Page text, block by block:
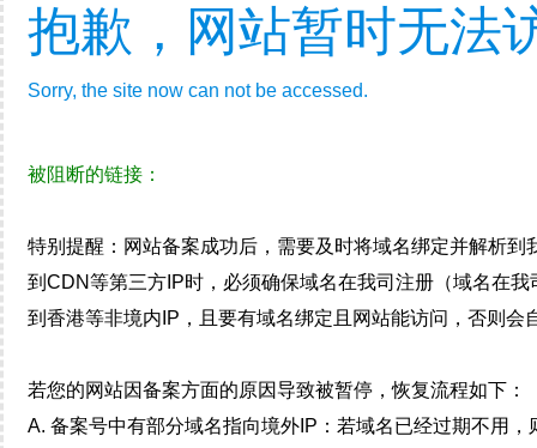
抱歉，网站暂时无法
Sorry, the site now can not be accessed.
被阻断的链接：
特别提醒：网站备案成功后，需要及时将域名绑定并解析
到CDN等第三方IP时，必须确保域名在我司注册（域名在
到香港等非境内IP，且要有域名绑定且网站能访问，否则
若您的网站因备案方面的原因导致被暂停，恢复流程如下：
A. 备案号中有部分域名指向境外IP：若域名已经过期不用